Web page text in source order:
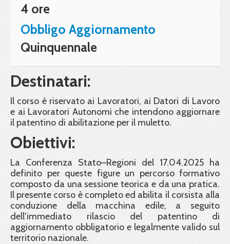
4 ore
Obbligo Aggiornamento
Quinquennale
Destinatari:
Il corso è riservato ai Lavoratori, ai Datori di Lavoro
e ai Lavoratori Autonomi che intendono aggiornare
il patentino di abilitazione per il muletto.
Obiettivi:
La Conferenza Stato–Regioni del 17.04.2025 ha
definito per queste figure un percorso formativo
composto da una sessione teorica e da una pratica.
Il presente corso è completo ed abilita il corsista alla
conduzione della macchina edile, a seguito
dell'immediato rilascio del patentino di
aggiornamento obbligatorio e legalmente valido sul
territorio nazionale.